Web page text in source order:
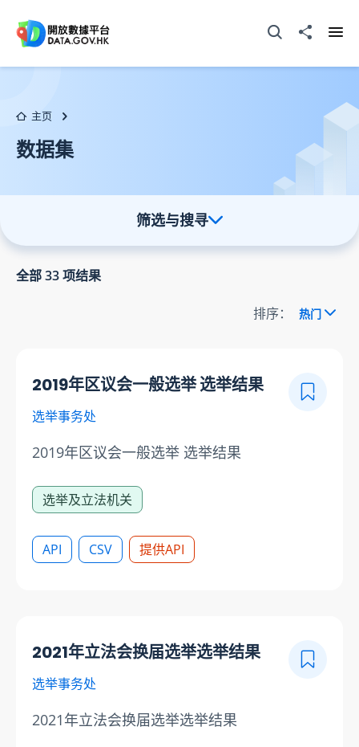
打开搜寻器分享至
主页
数据集
筛选与搜寻
全部33项结果
排序： 热门
2019年区议会一般选举 选举结果
选举事务处
2019年区议会一般选举 选举结果
选举及立法机关
API CSV 提供API
2021年立法会换届选举选举结果
选举事务处
2021年立法会换届选举选举结果